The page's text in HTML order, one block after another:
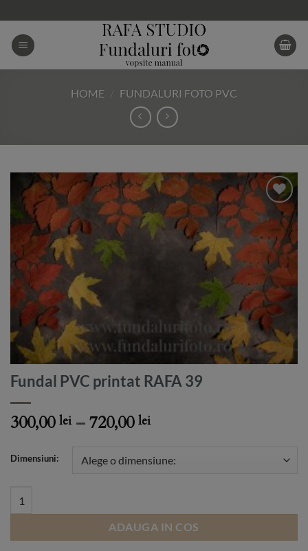
to
content
HOME FUNDALURI FOTO PVC
Add to
Wishlist
Fundal PVC printat RAFA 39
300,00 lei –720,00 leiPrice
300,00 lei
through
Dimensiuni:
ADAUGA IN COS